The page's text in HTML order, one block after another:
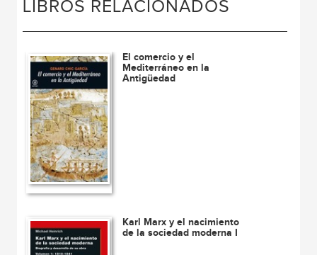
LIBROS RELACIONADOS
El comercio y el
Mediterráneo en la
Antigüedad
Karl Marx y el nacimiento
de la sociedad moderna I